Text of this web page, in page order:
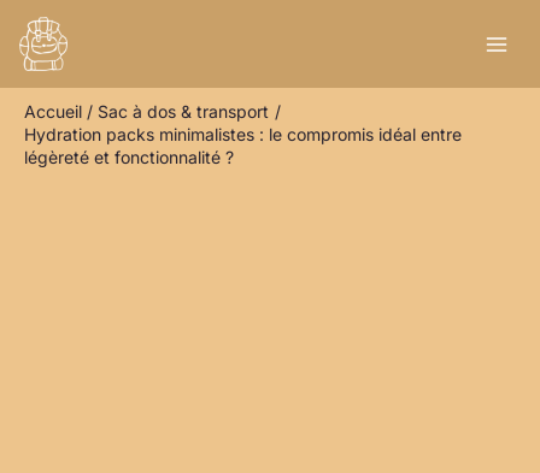
contenu
Accueil
Sac à dos & transport
Hydration packs minimalistes : le compromis idéal entre
légèreté et fonctionnalité ?
e
h
e